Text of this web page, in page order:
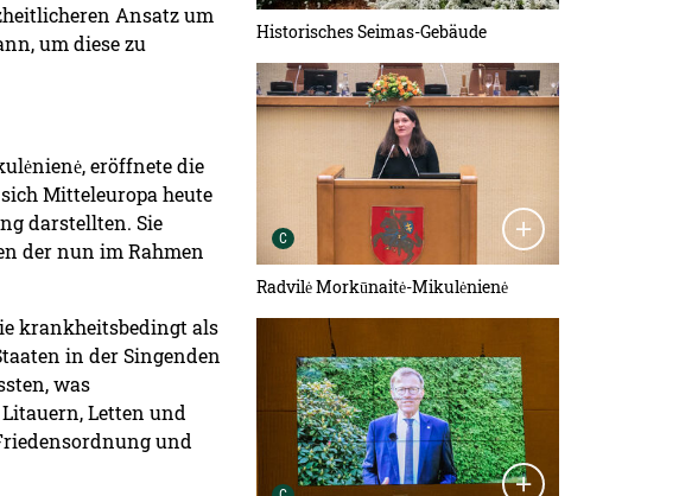
Historisches Seimas-Gebäude
Detailansicht öffnen:
C Urheber der Grafik:
Radvilė Morkūnaitė-Mikulėnienė
Detailansicht öffnen:
Ansatz um
um diese zu
eröffnete die
Mitteleuropa heute
darstellten. Sie
der nun im Rahmen
krankheitsbedingt als
in der Singenden
was
Letten und
und